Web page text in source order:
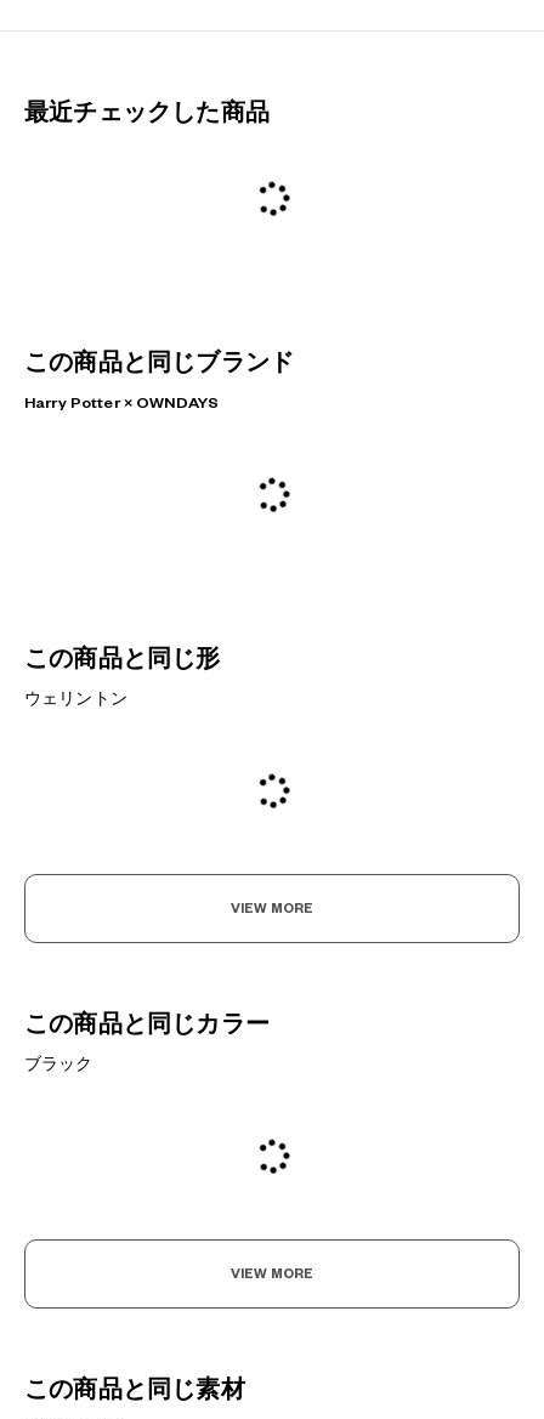
最近チェックした商品
この商品と同じブランド
Harry Potter × OWNDAYS
この商品と同じ形
ウェリントン
VIEW MORE
この商品と同じカラー
ブラック
VIEW MORE
この商品と同じ素材